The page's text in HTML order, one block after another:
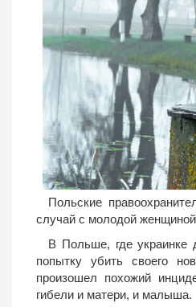
Польские
случай с молодой
В Польше, где
попытку убить своего
произошел похожий
гибели и матери, и малыша.